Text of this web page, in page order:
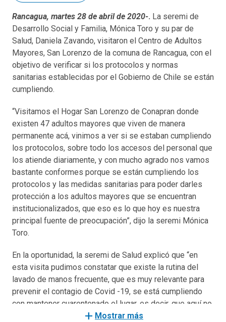
Rancagua, martes 28 de abril de 2020-. La seremi de
Desarrollo Social y Familia, Mónica Toro y su par de
Salud, Daniela Zavando, visitaron el Centro de Adultos
Mayores, San Lorenzo de la comuna de Rancagua, con el
objetivo de verificar si los protocolos y normas
sanitarias establecidas por el Gobierno de Chile se están
cumpliendo.
“Visitamos el Hogar San Lorenzo de Conapran donde
existen 47 adultos mayores que viven de manera
permanente acá, vinimos a ver si se estaban cumpliendo
los protocolos, sobre todo los accesos del personal que
los atiende diariamente, y con mucho agrado nos vamos
bastante conformes porque se están cumpliendo los
protocolos y las medidas sanitarias para poder darles
protección a los adultos mayores que se encuentran
institucionalizados, que eso es lo que hoy es nuestra
principal fuente de preocupación”, dijo la seremi Mónica
Toro.
En la oportunidad, la seremi de Salud explicó que “en
esta visita pudimos constatar que existe la rutina del
lavado de manos frecuente, que es muy relevante para
prevenir el contagio de Covid -19, se está cumpliendo
con mantener cuarentenado el lugar, es decir, que aquí no
se pueden recibir visitas, solamente los funcionarios,
add Mostrar más